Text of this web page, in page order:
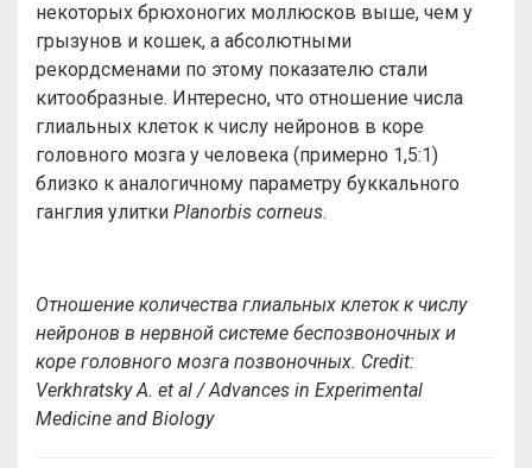
некоторых брюхоногих моллюсков выше, чем у
грызунов и кошек, а абсолютными
рекордсменами по этому показателю стали
китообразные. Интересно, что отношение числа
глиальных клеток к числу нейронов в коре
головного мозга у человека (примерно 1,5:1)
близко к аналогичному параметру буккального
ганглия улитки Planorbis corneus.
Отношение количества глиальных клеток к числу
нейронов в нервной системе беспозвоночных и
коре головного мозга позвоночных. Credit:
Verkhratsky A. et al / Advances in Experimental
Medicine and Biology